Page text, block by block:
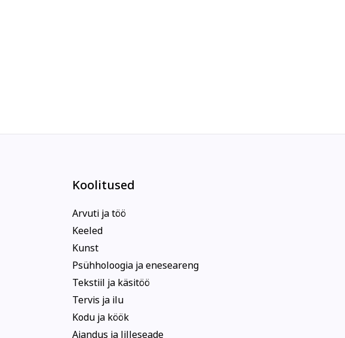
Koolitused
Arvuti ja töö
Keeled
Kunst
Psühholoogia ja eneseareng
Tekstiil ja käsitöö
Tervis ja ilu
Kodu ja köök
Aiandus ja lilleseade